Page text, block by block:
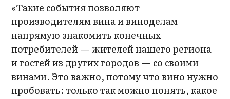
«Такие события позволяют
производителям вина и виноделам
напрямую знакомить конечных
потребителей — жителей нашего региона
и гостей из других городов — со своими
винами. Это важно, потому что вино нужно
пробовать: только так можно понять, какое